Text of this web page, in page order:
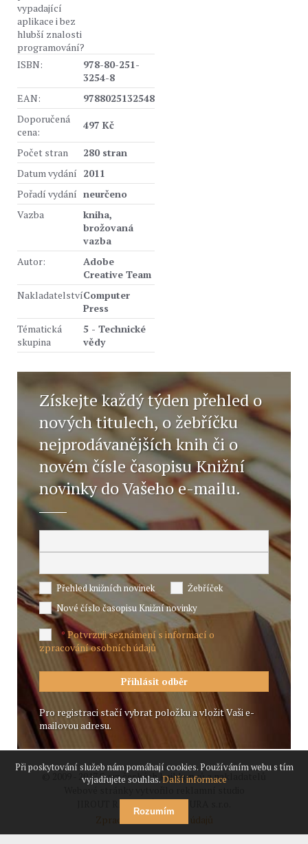
vypadající
aplikace i bez
hlubší znalosti
programování?
ISBN:
978-80-251-
3254-8
EAN:
9788025132548
Doporučená
cena:
497 Kč
Počet stran
280 stran
Datum vydání 2011
Pořadí vydání neurčeno
Vazba
kniha,
brožovaná
vazba
Autor:
Adobe
Creative Team
NakladatelstvíComputer
Press
Tématická
skupina
5 - Technické
vědy
Získejte každý týden přehled o
nových titulech, o žebříčku
nejprodávanějších knih či o
novém čísle časopisu Knižní
novinky do Vašeho e-mailu.
Přehled knižních novinek
Žebříček
Nové číslo časopisu Knižní novinky
*Potvrzuji seznámení s informací o
zpracování osobních údajů
Pro registraci stačí vybrat položku a vložit Vaši e-
mailovou adresu.
© 2009 - 2017 Svaz českých knihkupců a nakladatelů
JIROUT REKLANÍ AGENTURA s.r.o.
Zpracování osobních údajů
Při poskytování služeb nám pomáhají cookies. Používáním webu s tím
vyjadřujete souhlas.Další informace
Rozumím